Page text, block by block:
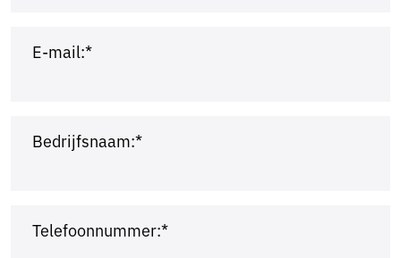
E-mail:*
Bedrijfsnaam:*
Telefoonnummer:*